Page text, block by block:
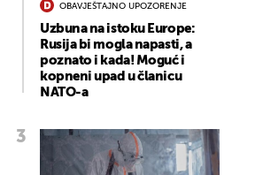
OBAVJEŠTAJNO UPOZORENJE
Uzbuna na istoku Europe:
Rusija bi mogla napasti, a
poznato i kada! Moguć i
kopneni upad u članicu
NATO-a